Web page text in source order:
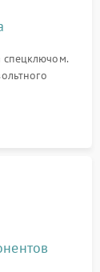
спецключом.
контактов